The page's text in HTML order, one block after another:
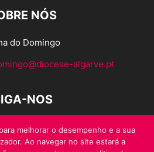
NÓS
do Domingo
algarve.pt
NOS
melhorar o desempenho e a sua
Ao navegar no site estará a